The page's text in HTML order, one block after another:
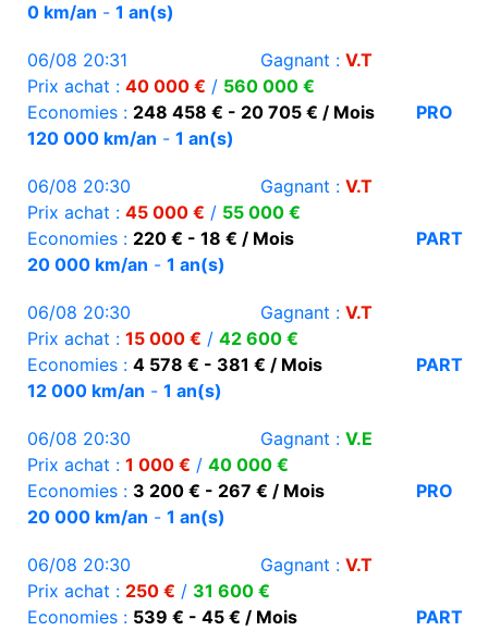
0 km/an - 1 an(s)
06/08 20:31 Gagnant : V.T
Prix achat : 40 000 € / 560 000 €
Economies : 248 458 € - 20 705 € / Mois
PRO
120 000 km/an - 1 an(s)
06/08 20:30 Gagnant : V.T
Prix achat : 45 000 € / 55 000 €
Economies : 220 € - 18 € / Mois
PART
20 000 km/an - 1 an(s)
06/08 20:30 Gagnant : V.T
Prix achat : 15 000 € / 42 600 €
Economies : 4 578 € - 381 € / Mois
PART
12 000 km/an - 1 an(s)
06/08 20:30 Gagnant : V.E
Prix achat : 1 000 € / 40 000 €
Economies : 3 200 € - 267 € / Mois
PRO
20 000 km/an - 1 an(s)
06/08 20:30 Gagnant : V.T
Prix achat : 250 € / 31 600 €
Economies : 539 € - 45 € / Mois
PART